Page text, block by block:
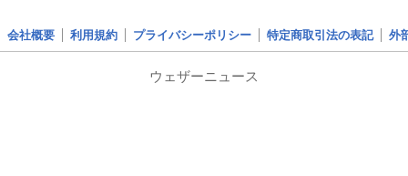
会社概要 利用規約 プライバシーポリシー 特定商取引法の表記 外
ウェザーニュース